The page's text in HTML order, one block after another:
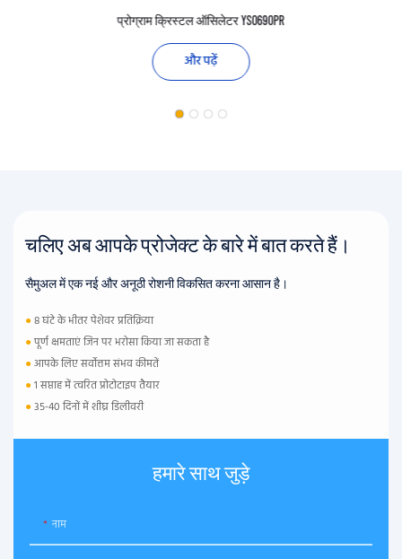
प्रोग्राम क्रिस्टल ऑसिलेटर YSO690PR
और पढ़ें
चलिए अब आपके प्रोजेक्ट के बारे में बात करते हैं।
सैमुअल में एक नई और अनूठी रोशनी विकसित करना आसान है।
●8 घंटे के भीतर पेशेवर प्रतिक्रिया
●पूर्ण क्षमताएं जिन पर भरोसा किया जा सकता है
●आपके लिए सर्वोत्तम संभव कीमतें
●1 सप्ताह में त्वरित प्रोटोटाइप तैयार
●35-40 दिनों में शीघ्र डिलीवरी
हमारे साथ जुड़े
नाम